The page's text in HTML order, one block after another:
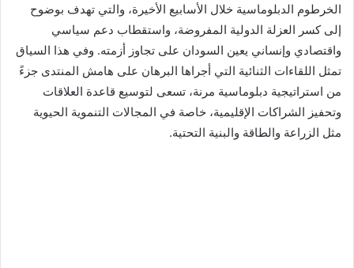
الخرطوم الدبلوماسية خلال الأسابيع الأخيرة، والتي تهدف بوضوح
إلى كسر العزلة الدولية المفروضة، واستقطاب دعم سياسي
واقتصادي وإنساني يعين السودان على تجاوز أزمته. وفي هذا السياق
تمثل اللقاءات الثنائية التي أجراها البرهان على هامش المنتدى جزءً
من استراتيجية دبلوماسية مرنة، تسعى لتوسيع قاعدة العلاقات
وتحفيز الشراكات الإقليمية، خاصة في المجالات التنموية الحيوية
مثل الزراعة والطاقة والبنية التحتية.